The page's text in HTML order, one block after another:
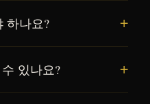
하나요?
있나요?